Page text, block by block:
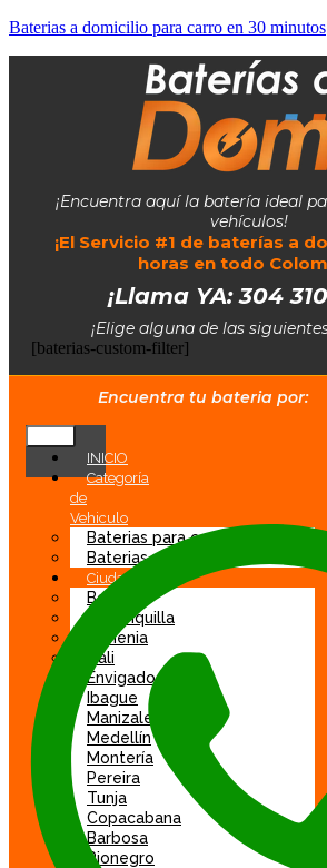
Baterias a domicilio para carro en 30 minutos
¡Encuentra aquí la batería ideal
vehículos!
¡El Servicio #1 de baterías a
horas en todo
¡Llama YA: 304
¡Elige alguna de las
[baterias-custom-filter]
Encuentra tu bateria por:
INICIO
Categoría
de
Vehiculo
Baterias para carro
Baterias para moto
Ciudad
Bogotá
Barranquilla
Armenia
Cali
Envigado
Ibague
Manizales
Medellín
Montería
Pereira
Tunja
Copacabana
Barbosa
Rionegro